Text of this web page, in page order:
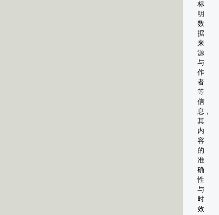
标
明
数
据
来
源
与
作
者
等
信
息，
其
内
容
的
准
确
性
与
时
效